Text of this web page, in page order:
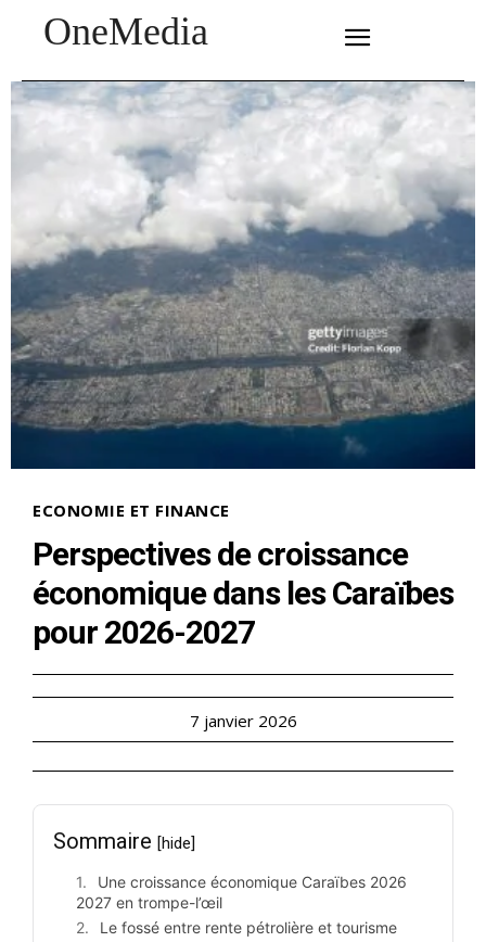
OneMedia
ECONOMIE ET FINANCE
Perspectives de croissance
économique dans les Caraïbes
pour 2026-2027
7 janvier 2026
Sommaire [hide]
Une croissance économique Caraïbes 2026
2027 en trompe-l’œil
Le fossé entre rente pétrolière et tourisme